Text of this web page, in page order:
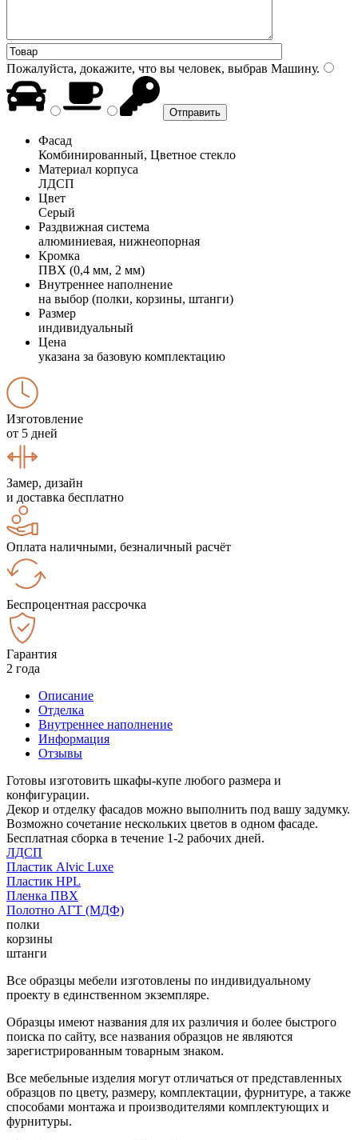
Пожалуйста, докажите, что вы человек, выбрав Машину.
Фасад
Комбинированный, Цветное стекло
Материал корпуса
ЛДСП
Цвет
Серый
Раздвижная система
алюминиевая, нижнеопорная
Кромка
ПВХ (0,4 мм, 2 мм)
Внутреннее наполнение
на выбор (полки, корзины, штанги)
Размер
индивидуальный
Цена
указана за базовую комплектацию
Изготовление
от 5 дней
Замер, дизайн
и доставка бесплатно
Оплата наличными, безналичный расчёт
Беспроцентная рассрочка
Гарантия
2 года
Описание
Отделка
Внутреннее наполнение
Информация
Отзывы
Готовы изготовить шкафы-купе любого размера и
конфигурации.
Декор и отделку фасадов можно выполнить под вашу задумку.
Возможно сочетание нескольких цветов в одном фасаде.
Бесплатная сборка в течение 1-2 рабочих дней.
ЛДСП
Пластик Alvic Luxe
Пластик HPL
Пленка ПВХ
Полотно АГТ (МДФ)
полки
корзины
штанги
Все образцы мебели изготовлены по индивидуальному
проекту в единственном экземпляре.
Образцы имеют названия для их различия и более быстрого
поиска по сайту, все названия образцов не являются
зарегистрированным товарным знаком.
Все мебельные изделия могут отличаться от представленных
образцов по цвету, размеру, комплектации, фурнитуре, а также
способами монтажа и производителями комплектующих и
фурнитуры.